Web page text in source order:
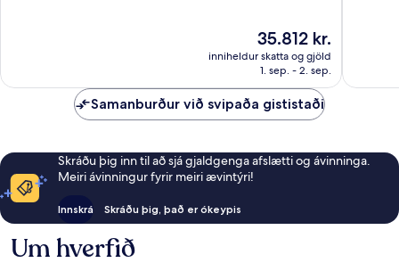
Verðið
er
35.812 kr.
35.812 kr.
inniheldur skatta og gjöld
1. sep. - 2. sep.
Samanburður við svipaða gististaði
Skráðu þig inn til að sjá gjaldgenga afslætti og ávinninga.
Meiri ávinningur fyrir meiri ævintýri!
Innskrá Skráðu þig, það er ókeypis
Um hverfið